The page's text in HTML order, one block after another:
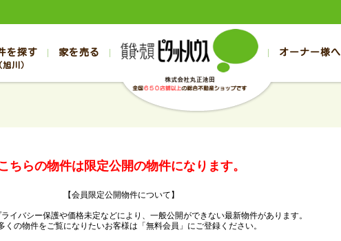
売買
帯広の中古一戸建て
帯広の中古マンション
帯広の2000万～3000万円
帯広の4000万以上
を探す
旭川）
売買
旭川の中古一戸建て
旭川の中古マンション
旭川の2000万～3000万円
旭川の4000万以上
家を売る オーナー様へ
スタッフブログ お客様の声
売却のお問合せ 入居者様ページ
ちらの物件は限定公開の物件になります。
【会員限定公開物件について】
イバシー保護や価格未定などにより、一般公開ができない最新物件があります。
くの物件をご覧になりたいお客様は「無料会員」にご登録ください。